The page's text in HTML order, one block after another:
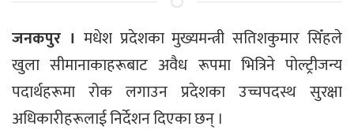
जनकपुर । मधेश प्रदेशका मुख्यमन्त्री सतिशकुमार सिँहले
खुला सीमानाकाहरूबाट अवैध रूपमा भित्रिने पोल्ट्रीजन्य
पदार्थहरूमा रोक लगाउन प्रदेशका उच्चपदस्थ सुरक्षा
अधिकारीहरूलाई निर्देशन दिएका छन् ।